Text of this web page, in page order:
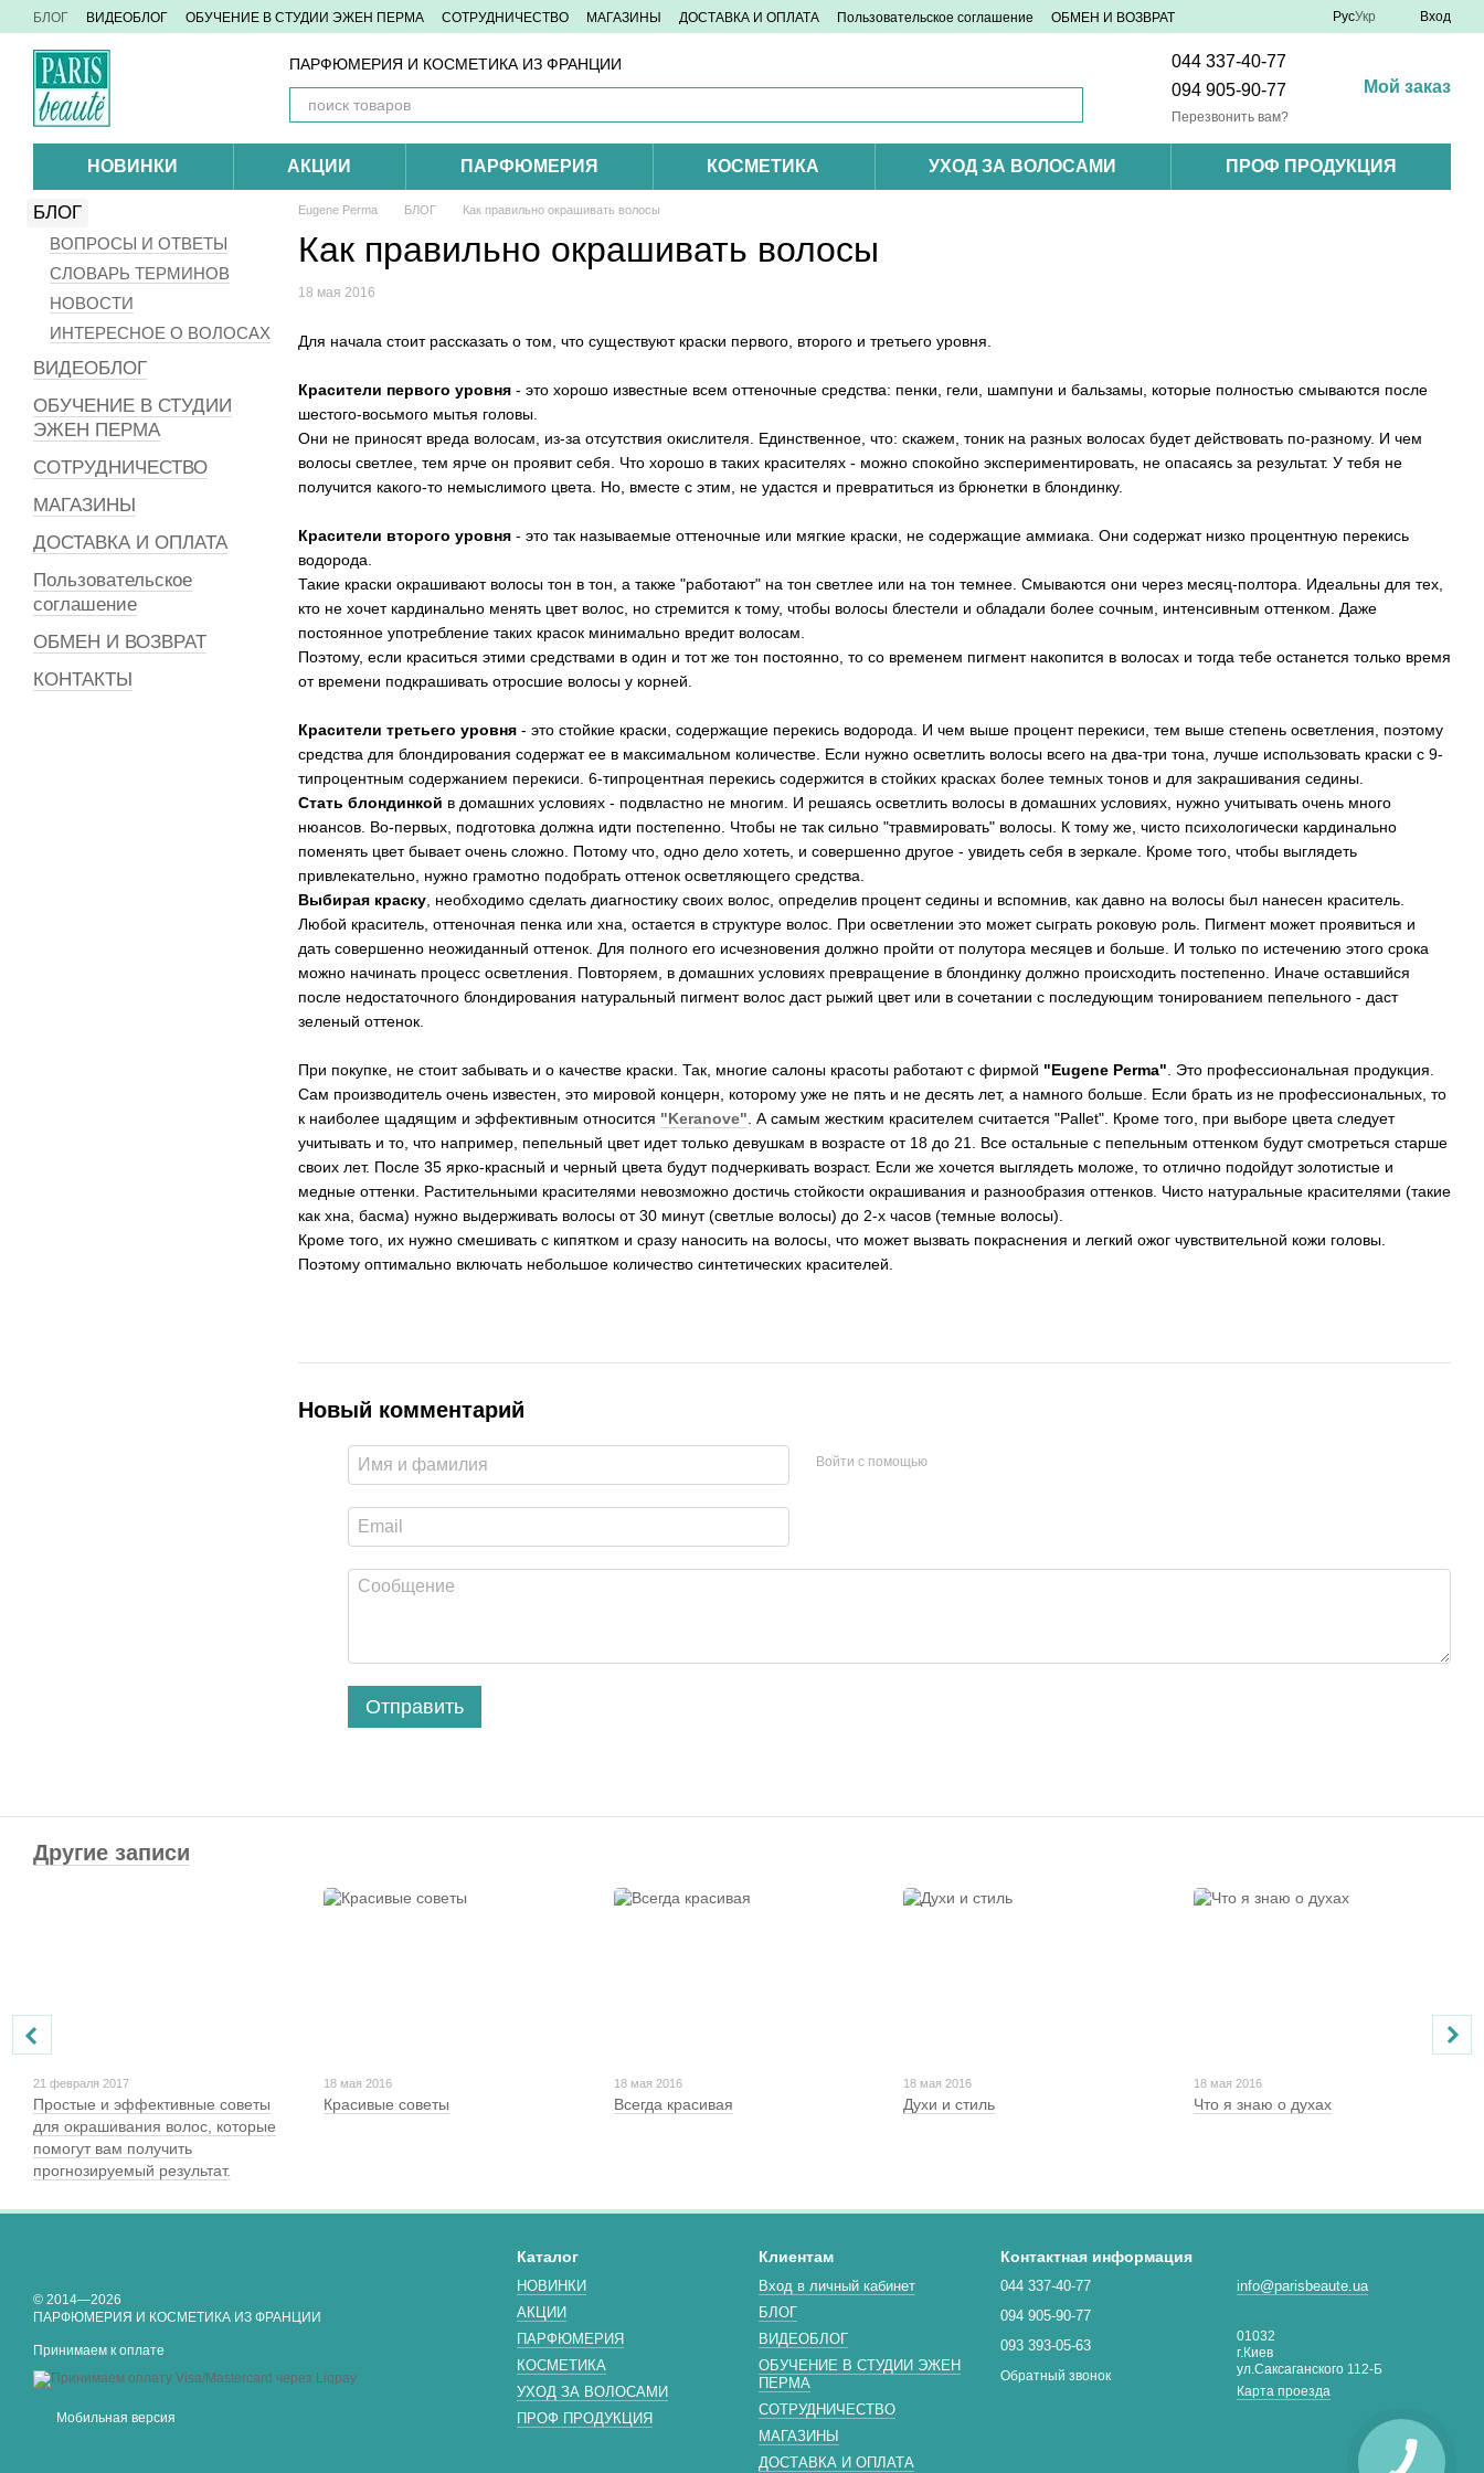
Перейти к основному контенту
БЛОГ ВИДЕОБЛОГ ОБУЧЕНИЕ В СТУДИИ ЭЖЕН ПЕРМА СОТРУДНИЧЕСТВО МАГАЗИНЫ ДОСТАВКА И ОПЛАТА Пользовательское соглашение
ОБМЕН И ВОЗВРАТ
РусУкр Вход
ПАРФЮМЕРИЯ И КОСМЕТИКА ИЗ ФРАНЦИИ
044 337-40-77
094 905-90-77
Перезвонить вам?
Мой заказ
НОВИНКИ АКЦИИ ПАРФЮМЕРИЯ КОСМЕТИКА УХОД ЗА ВОЛОСАМИ ПРОФ ПРОДУКЦИЯ
Eugene Perma БЛОГ Как правильно окрашивать волосы
Как правильно окрашивать волосы
18 мая 2016
Для начала стоит рассказать о том, что существуют краски первого, второго и третьего уровня.
Красители первого уровня - это хорошо известные всем оттеночные средства: пенки, гели, шампуни и бальзамы, которые полностью смываются после
шестого-восьмого мытья головы.
Они не приносят вреда волосам, из-за отсутствия окислителя. Единственное, что: скажем, тоник на разных волосах будет действовать по-разному. И чем
волосы светлее, тем ярче он проявит себя. Что хорошо в таких красителях - можно спокойно экспериментировать, не опасаясь за результат. У тебя не
получится какого-то немыслимого цвета. Но, вместе с этим, не удастся и превратиться из брюнетки в блондинку.
Красители второго уровня - это так называемые оттеночные или мягкие краски, не содержащие аммиака. Они содержат низко процентную перекись
водорода.
Такие краски окрашивают волосы тон в тон, а также "работают" на тон светлее или на тон темнее. Смываются они через месяц-полтора. Идеальны для тех,
кто не хочет кардинально менять цвет волос, но стремится к тому, чтобы волосы блестели и обладали более сочным, интенсивным оттенком. Даже
постоянное употребление таких красок минимально вредит волосам.
Поэтому, если краситься этими средствами в один и тот же тон постоянно, то со временем пигмент накопится в волосах и тогда тебе останется только время
от времени подкрашивать отросшие волосы у корней.
Красители третьего уровня - это стойкие краски, содержащие перекись водорода. И чем выше процент перекиси, тем выше степень осветления, поэтому
средства для блондирования содержат ее в максимальном количестве. Если нужно осветлить волосы всего на два-три тона, лучше использовать краски с 9-
типроцентным содержанием перекиси. 6-типроцентная перекись содержится в стойких красках более темных тонов и для закрашивания седины.
Стать блондинкой в домашних условиях - подвластно не многим. И решаясь осветлить волосы в домашних условиях, нужно учитывать очень много
нюансов. Во-первых, подготовка должна идти постепенно. Чтобы не так сильно "травмировать" волосы. К тому же, чисто психологически кардинально
поменять цвет бывает очень сложно. Потому что, одно дело хотеть, и совершенно другое - увидеть себя в зеркале. Кроме того, чтобы выглядеть
привлекательно, нужно грамотно подобрать оттенок осветляющего средства.
Выбирая краску, необходимо сделать диагностику своих волос, определив процент седины и вспомнив, как давно на волосы был нанесен краситель.
Любой краситель, оттеночная пенка или хна, остается в структуре волос. При осветлении это может сыграть роковую роль. Пигмент может проявиться и
дать совершенно неожиданный оттенок. Для полного его исчезновения должно пройти от полутора месяцев и больше. И только по истечению этого срока
можно начинать процесс осветления. Повторяем, в домашних условиях превращение в блондинку должно происходить постепенно. Иначе оставшийся
после недостаточного блондирования натуральный пигмент волос даст рыжий цвет или в сочетании с последующим тонированием пепельного - даст
зеленый оттенок.
При покупке, не стоит забывать и о качестве краски. Так, многие салоны красоты работают с фирмой "Eugene Perma". Это профессиональная продукция.
Сам производитель очень известен, это мировой концерн, которому уже не пять и не десять лет, а намного больше. Если брать из не профессиональных, то
к наиболее щадящим и эффективным относится "Keranove". А самым жестким красителем считается "Pallet". Кроме того, при выборе цвета следует
учитывать и то, что например, пепельный цвет идет только девушкам в возрасте от 18 до 21. Все остальные с пепельным оттенком будут смотреться старше
своих лет. После 35 ярко-красный и черный цвета будут подчеркивать возраст. Если же хочется выглядеть моложе, то отлично подойдут золотистые и
медные оттенки. Растительными красителями невозможно достичь стойкости окрашивания и разнообразия оттенков. Чисто натуральные красителями (такие
как хна, басма) нужно выдерживать волосы от 30 минут (светлые волосы) до 2-х часов (темные волосы).
Кроме того, их нужно смешивать с кипятком и сразу наносить на волосы, что может вызвать покраснения и легкий ожог чувствительной кожи головы.
Поэтому оптимально включать небольшое количество синтетических красителей.
Новый комментарий
Войти с помощью
Отправить
БЛОГ
ВОПРОСЫ И ОТВЕТЫ
СЛОВАРЬ ТЕРМИНОВ
НОВОСТИ
ИНТЕРЕСНОЕ О ВОЛОСАХ
ВИДЕОБЛОГ
ОБУЧЕНИЕ В СТУДИИ
ЭЖЕН ПЕРМА
СОТРУДНИЧЕСТВО
МАГАЗИНЫ
ДОСТАВКА И ОПЛАТА
Пользовательское
соглашение
ОБМЕН И ВОЗВРАТ
КОНТАКТЫ
Другие записи
21 февраля 2017
Простые и эффективные советы
для окрашивания волос, которые
помогут вам получить
прогнозируемый результат.
18 мая 2016
Красивые советы
18 мая 2016
Всегда красивая
18 мая 2016
Духи и стиль
18 мая 2016
Что я знаю о духах
© 2014—2026
ПАРФЮМЕРИЯ И КОСМЕТИКА ИЗ ФРАНЦИИ
Принимаем к оплате
Мобильная версия
Каталог
НОВИНКИ
АКЦИИ
ПАРФЮМЕРИЯ
КОСМЕТИКА
УХОД ЗА ВОЛОСАМИ
ПРОФ ПРОДУКЦИЯ
Клиентам
Вход в личный кабинет
БЛОГ
ВИДЕОБЛОГ
ОБУЧЕНИЕ В СТУДИИ ЭЖЕН
ПЕРМА
СОТРУДНИЧЕСТВО
МАГАЗИНЫ
ДОСТАВКА И ОПЛАТА
Контактная информация
044 337-40-77
094 905-90-77
093 393-05-63
Обратный звонок
info@parisbeaute.ua
01032
г.Киев
ул.Саксаганского 112-Б
Карта проезда